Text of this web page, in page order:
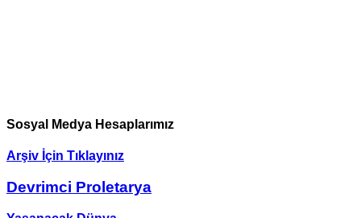
Sosyal Medya Hesaplarımız
Arşiv İçin Tıklayınız
Devrimci Proletarya